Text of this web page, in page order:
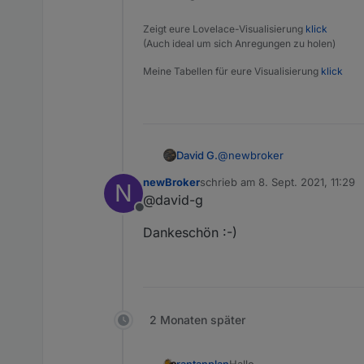
Zeigt eure Lovelace-Visualisierung klick
(Auch ideal um sich Anregungen zu holen)
Meine Tabellen für eure Visualisierung klick
David G.@newbroker
Ja,
Da steckt die haupt
N
Offline
newBrokerschrieb am 8. Sept. 2021, 11:29
zuletzt editiert von
@david-g
Dankeschön :-)
2 Monaten später